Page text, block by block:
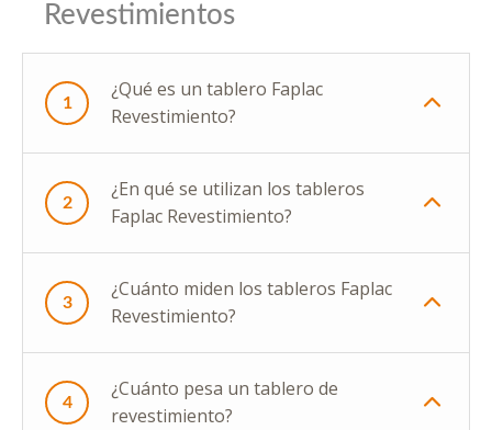
Revestimientos
1
¿Qué es un tablero Faplac
Revestimiento?
2
¿En qué se utilizan los tableros
Faplac Revestimiento?
3
¿Cuánto miden los tableros Faplac
Revestimiento?
4
¿Cuánto pesa un tablero de
revestimiento?